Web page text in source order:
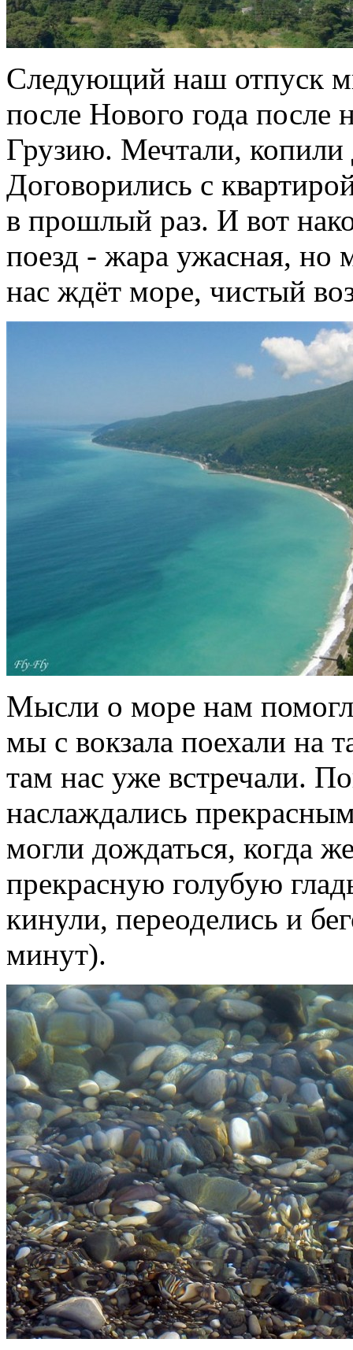
Следующий наш отпуск
после Нового года после
Грузию. Мечтали, копили
Договорились с
в прошлый раз. И вот
поезд - жара ужасная, но
нас ждёт море, чистый
Мысли о море нам
мы с вокзала поехали на
там нас уже встречали.
наслаждались
могли дождаться, когда
прекрасную голубую
кинули, переоделись и
минут).